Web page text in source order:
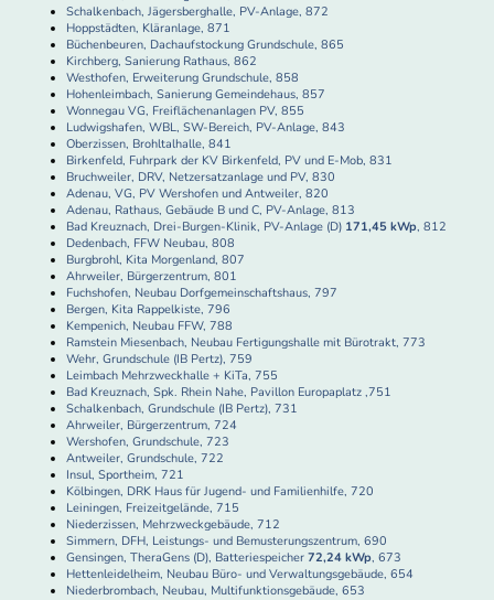
Schalkenbach, Jägersberghalle, PV-Anlage, 872
Hoppstädten, Kläranlage, 871
Büchenbeuren, Dachaufstockung Grundschule, 865
Kirchberg, Sanierung Rathaus, 862
Westhofen, Erweiterung Grundschule, 858
Hohenleimbach, Sanierung Gemeindehaus, 857
Wonnegau VG, Freiflächenanlagen PV, 855
Ludwigshafen, WBL, SW-Bereich, PV-Anlage, 843
Oberzissen, Brohltalhalle, 841
Birkenfeld, Fuhrpark der KV Birkenfeld, PV und E-Mob, 831
Bruchweiler, DRV, Netzersatzanlage und PV, 830
Adenau, VG, PV Wershofen und Antweiler, 820
Adenau, Rathaus, Gebäude B und C, PV-Anlage, 813
Bad Kreuznach, Drei-Burgen-Klinik, PV-Anlage (D) 171,45 kWp, 812
Dedenbach, FFW Neubau, 808
Burgbrohl, Kita Morgenland, 807
Ahrweiler, Bürgerzentrum, 801
Fuchshofen, Neubau Dorfgemeinschaftshaus, 797
Bergen, Kita Rappelkiste, 796
Kempenich, Neubau FFW, 788
Ramstein Miesenbach, Neubau Fertigungshalle mit Bürotrakt, 773
Wehr, Grundschule (IB Pertz), 759
Leimbach Mehrzweckhalle + KiTa, 755
Bad Kreuznach, Spk. Rhein Nahe, Pavillon Europaplatz ,751
Schalkenbach, Grundschule (IB Pertz), 731
Ahrweiler, Bürgerzentrum, 724
Wershofen, Grundschule, 723
Antweiler, Grundschule, 722
Insul, Sportheim, 721
Kölbingen, DRK Haus für Jugend- und Familienhilfe, 720
Leiningen, Freizeitgelände, 715
Niederzissen, Mehrzweckgebäude, 712
Simmern, DFH, Leistungs- und Bemusterungszentrum, 690
Gensingen, TheraGens (D), Batteriespeicher 72,24 kWp, 673
Hettenleidelheim, Neubau Büro- und Verwaltungsgebäude, 654
Niederbrombach, Neubau, Multifunktionsgebäude, 653